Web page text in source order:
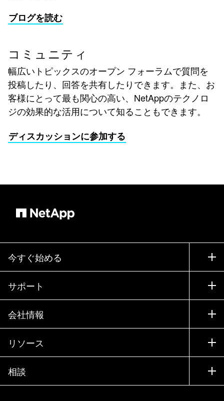
ブログを読む
コミュニティ
幅広いトピックスのオープン フォーラムで質問を
投稿したり、回答を共有したりできます。また、お
客様にとって最も関心の高い、NetAppのテクノロ
ジの効果的な活用について知ることもできます。
ディスカッションに参加する
今すぐ始める
購入方法
営業チームへのお問い合わせ
パートナーを検索
エグゼクティブ ブリーフィング
製品A-Z
サポート
サポート
トレーニング
ドキュメント
ナレッジ ベース
コミュニティ
会社情報
会社情報
パートナー
採用情報
リソース
ニュースルーム
イベント
相談